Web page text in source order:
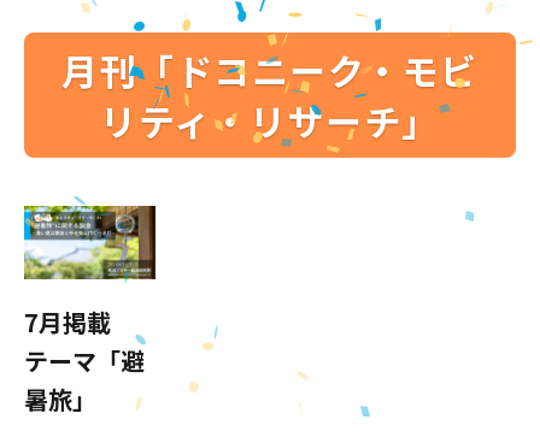
月刊「ドコニーク・モビ
リティ・リサーチ」
7月掲載
テーマ「避
暑旅」